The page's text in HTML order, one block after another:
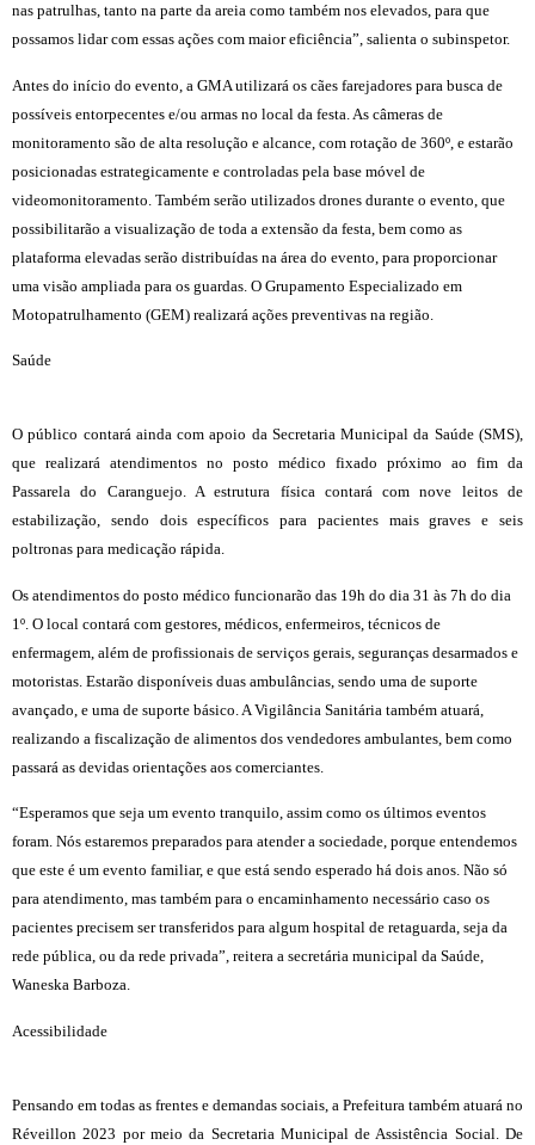
nas patrulhas, tanto na parte da areia como também nos elevados, para que
possamos lidar com essas ações com maior eficiência”, salienta o subinspetor.
Antes do início do evento, a GMA utilizará os cães farejadores para busca de
possíveis entorpecentes e/ou armas no local da festa. As câmeras de
monitoramento são de alta resolução e alcance, com rotação de 360º, e estarão
posicionadas estrategicamente e controladas pela base móvel de
videomonitoramento. Também serão utilizados drones durante o evento, que
possibilitarão a visualização de toda a extensão da festa, bem como as
plataforma elevadas serão distribuídas na área do evento, para proporcionar
uma visão ampliada para os guardas. O Grupamento Especializado em
Motopatrulhamento (GEM) realizará ações preventivas na região.
Saúde
O público contará ainda com apoio da Secretaria Municipal da Saúde (SMS),
que realizará atendimentos no posto médico fixado próximo ao fim da
Passarela do Caranguejo. A estrutura física contará com nove leitos de
estabilização, sendo dois específicos para pacientes mais graves e seis
poltronas para medicação rápida.
Os atendimentos do posto médico funcionarão das 19h do dia 31 às 7h do dia
1º. O local contará com gestores, médicos, enfermeiros, técnicos de
enfermagem, além de profissionais de serviços gerais, seguranças desarmados e
motoristas. Estarão disponíveis duas ambulâncias, sendo uma de suporte
avançado, e uma de suporte básico. A Vigilância Sanitária também atuará,
realizando a fiscalização de alimentos dos vendedores ambulantes, bem como
passará as devidas orientações aos comerciantes.
“Esperamos que seja um evento tranquilo, assim como os últimos eventos
foram. Nós estaremos preparados para atender a sociedade, porque entendemos
que este é um evento familiar, e que está sendo esperado há dois anos. Não só
para atendimento, mas também para o encaminhamento necessário caso os
pacientes precisem ser transferidos para algum hospital de retaguarda, seja da
rede pública, ou da rede privada”, reitera a secretária municipal da Saúde,
Waneska Barboza.
Acessibilidade
Pensando em todas as frentes e demandas sociais, a Prefeitura também atuará no
Réveillon 2023 por meio da Secretaria Municipal de Assistência Social. De